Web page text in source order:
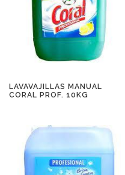
LAVAVAJILLAS MANUAL
CORAL PROF. 10KG